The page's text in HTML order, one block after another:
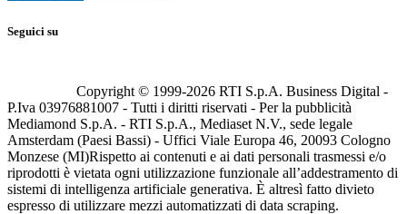
Seguici su
Copyright © 1999-2026 RTI S.p.A. Business Digital -
P.Iva 03976881007 - Tutti i diritti riservati - Per la pubblicità
Mediamond S.p.A. - RTI S.p.A., Mediaset N.V., sede legale
Amsterdam (Paesi Bassi) - Uffici Viale Europa 46, 20093 Cologno
Monzese (MI)Rispetto ai contenuti e ai dati personali trasmessi e/o
riprodotti è vietata ogni utilizzazione funzionale all’addestramento di
sistemi di intelligenza artificiale generativa. È altresì fatto divieto
espresso di utilizzare mezzi automatizzati di data scraping.